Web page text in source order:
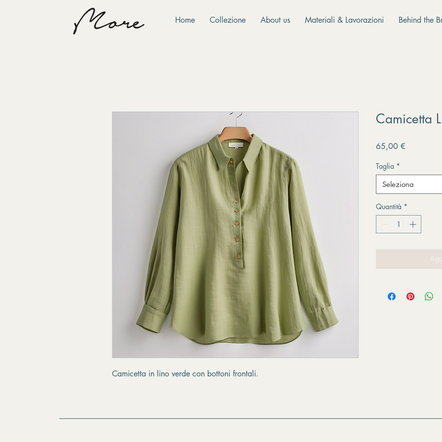
Home Collezione About us Materiali & Lavorazioni Behind the
Camicetta in lino verde con bottoni frontali.
Camicetta
65,00 €
Taglia *
Seleziona
Quantità *